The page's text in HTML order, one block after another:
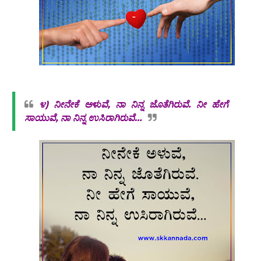
೪) ನೀನೇಕೆ ಅಳುವೆ, ನಾ ನಿನ್ನ ಜೊತೆಗಿರುವೆ. ನೀ ಹೇಗೆ
ಸಾಯುವೆ, ನಾ ನಿನ್ನ ಉಸಿರಾಗಿರುವೆ...